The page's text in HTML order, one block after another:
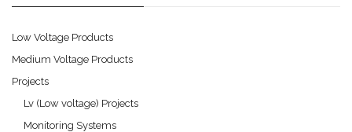
Low Voltage Products
Medium Voltage Products
Projects
Lv (Low voltage) Projects
Monitoring Systems